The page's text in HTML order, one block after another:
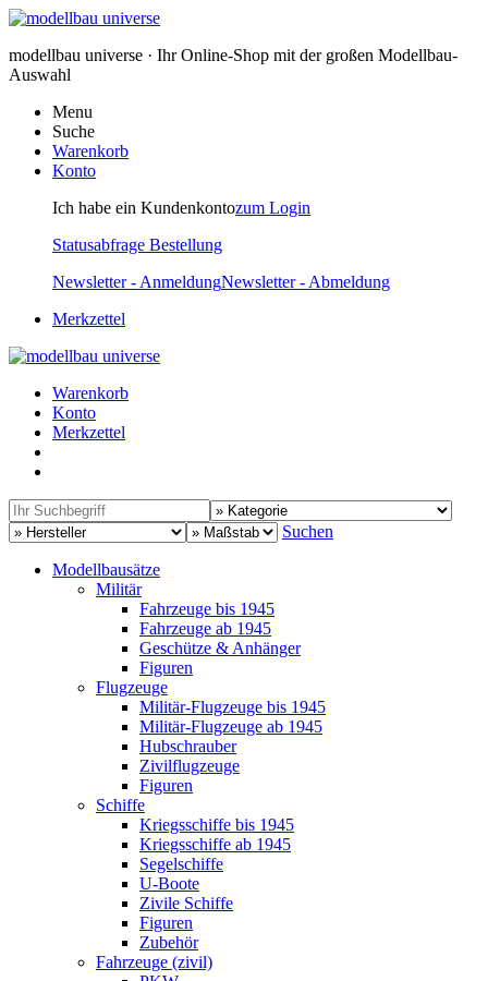
modellbau universe · Ihr Online-Shop mit der großen Modellbau-
Auswahl
Menu
Suche
Warenkorb
Konto
Ich habe ein Kundenkontozum Login
Statusabfrage Bestellung
Newsletter - AnmeldungNewsletter - Abmeldung
Merkzettel
Warenkorb
Konto
Merkzettel
Suchen
Modellbausätze
Militär
Fahrzeuge bis 1945
Fahrzeuge ab 1945
Geschütze & Anhänger
Figuren
Flugzeuge
Militär-Flugzeuge bis 1945
Militär-Flugzeuge ab 1945
Hubschrauber
Zivilflugzeuge
Figuren
Schiffe
Kriegsschiffe bis 1945
Kriegsschiffe ab 1945
Segelschiffe
U-Boote
Zivile Schiffe
Figuren
Zubehör
Fahrzeuge (zivil)